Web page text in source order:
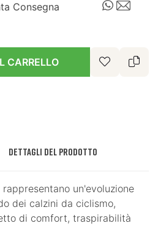
Consegna
CARRELLO
Dettagli del prodotto
rappresentano un'evoluzione
dei calzini da ciclismo,
di comfort, traspirabilità